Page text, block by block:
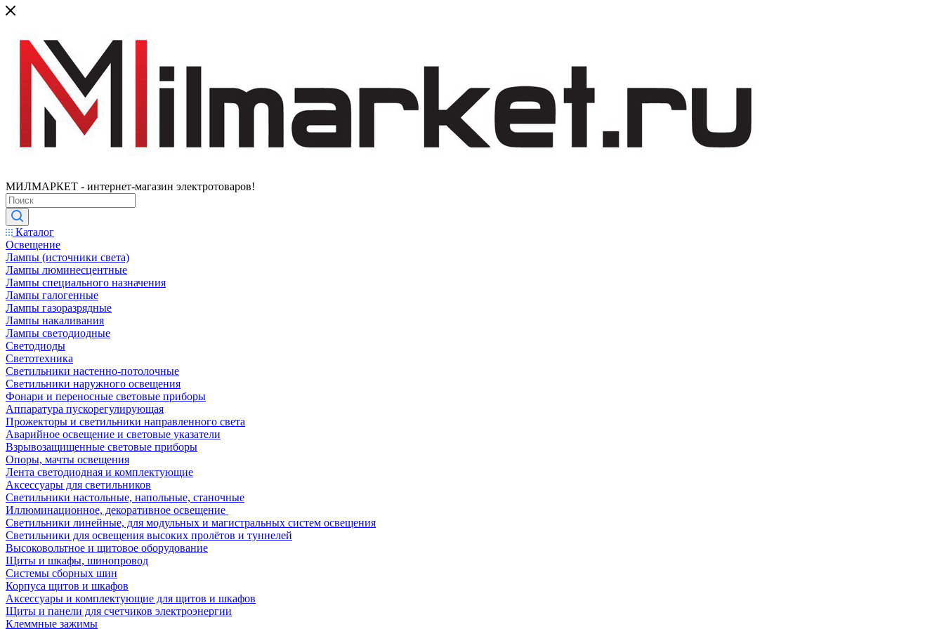
МИЛМАРКЕТ - интернет-магазин электротоваров!
Каталог
Освещение
Лампы (источники света)
Лампы люминесцентные
Лампы специального назначения
Лампы галогенные
Лампы газоразрядные
Лампы накаливания
Лампы светодиодные
Светодиоды
Светотехника
Светильники настенно-потолочные
Светильники наружного освещения
Фонари и переносные световые приборы
Аппаратура пускорегулирующая
Прожекторы и светильники направленного света
Аварийное освещение и световые указатели
Взрывозащищенные световые приборы
Опоры, мачты освещения
Лента светодиодная и комплектующие
Аксессуары для светильников
Светильники настольные, напольные, станочные
Иллюминационное, декоративное освещение
Светильники линейные, для модульных и магистральных систем освещения
Светильники для освещения высоких пролётов и туннелей
Высоковольтное и щитовое оборудование
Щиты и шкафы, шинопровод
Системы сборных шин
Корпуса щитов и шкафов
Аксессуары и комплектующие для щитов и шкафов
Щиты и панели для счетчиков электроэнергии
Клеммные зажимы